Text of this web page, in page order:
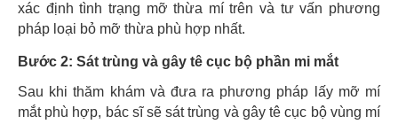
xác định tình trạng mỡ thừa mí trên và tư vấn phương
pháp loại bỏ mỡ thừa phù hợp nhất.
Bước 2: Sát trùng và gây tê cục bộ phần mi mắt
Sau khi thăm khám và đưa ra phương pháp lấy mỡ mí
mắt phù hợp, bác sĩ sẽ sát trùng và gây tê cục bộ vùng mí